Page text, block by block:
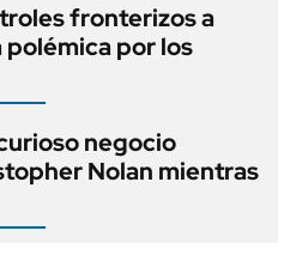
fronterizos a
polémica por los
negocio
Nolan mientras